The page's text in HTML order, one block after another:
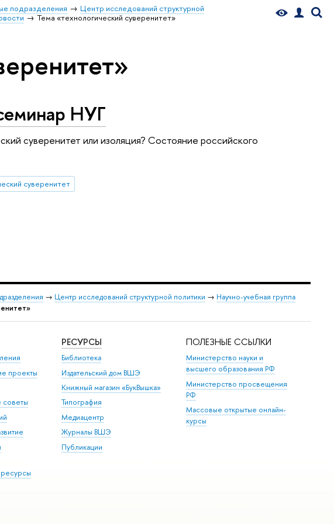
подразделения
Центр исследований структурной
Тема «технологический суверенитет»
НУГ
суверенитет или изоляция? Состояние российского
суверенитет
→ Центр исследований структурной политики → Научно-учебная группа
проекты
советы
РЕСУРСЫ
Библиотека
Издательский дом ВШЭ
Книжный магазин «БукВышка»
Типография
Медиацентр
Журналы ВШЭ
Публикации
ПОЛЕЗНЫЕ ССЫЛКИ
Министерство науки и
высшего образования РФ
Министерство просвещения
РФ
Массовые открытые онлайн-
курсы